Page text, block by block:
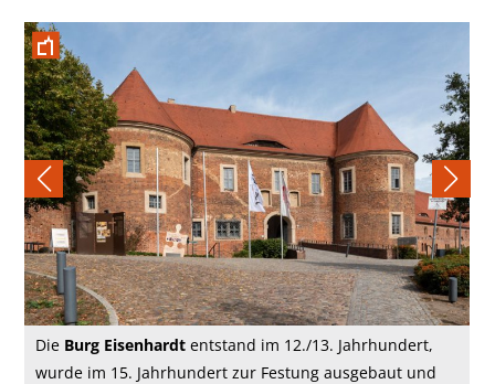
Die Burg Eisenhardt entstand im 12./13. Jahrhundert,
wurde im 15. Jahrhundert zur Festung ausgebaut und